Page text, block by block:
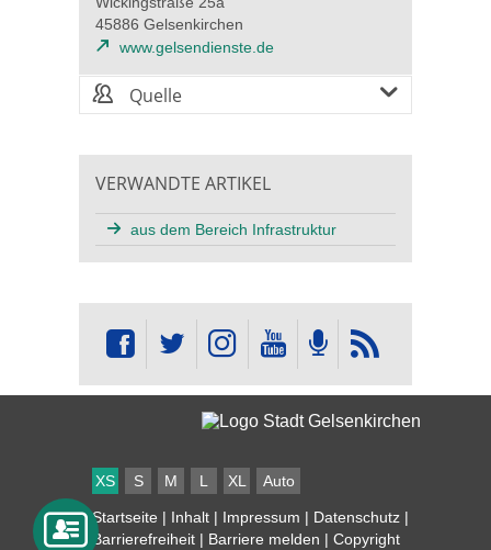
45886 Gelsenkirchen
www.gelsendienste.de
Quelle
VERWANDTE ARTIKEL
aus dem Bereich Infrastruktur
XS S M L XL Auto
Startseite | Inhalt | Impressum | Datenschutz |
Barrierefreiheit | Barriere melden | Copyright